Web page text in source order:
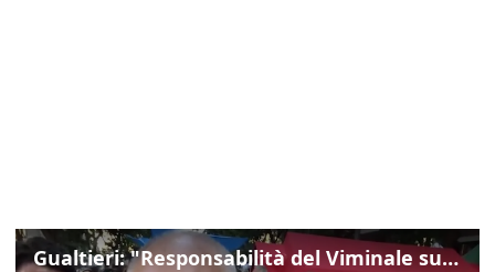
Gualtieri: "Responsabilità del Viminale su Spin Time? La posizione dei partiti è nota"